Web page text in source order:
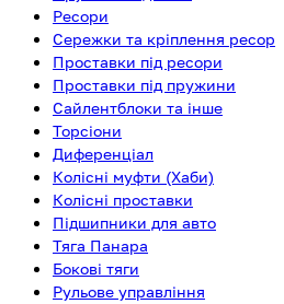
Ресори
Сережки та кріплення ресор
Проставки під ресори
Проставки під пружини
Сайлентблоки та інше
Торсіони
Диференціал
Колісні муфти (Хаби)
Колісні проставки
Підшипники для авто
Тяга Панара
Бокові тяги
Рульове управління